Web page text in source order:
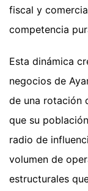
fiscal y
competencia
Esta dinámica
negocios de
de una rotación
que su
radio de
volumen de
estructurales